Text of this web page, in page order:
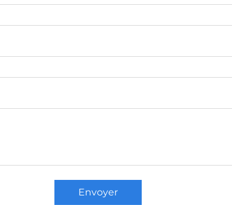
Envoyer